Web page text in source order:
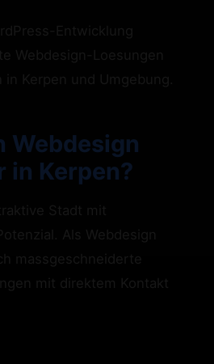
Webdesign
in Kerpen?